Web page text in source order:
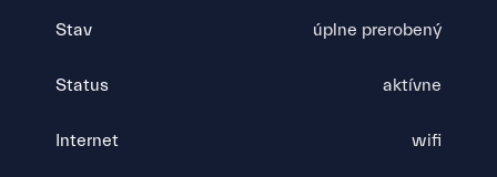
Stav úplne prerobený
Status aktívne
Internet wifi